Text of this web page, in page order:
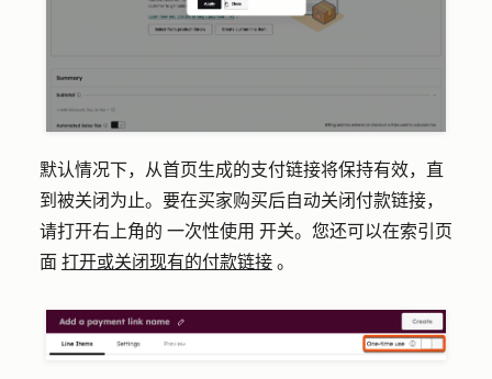
默认情况下，从首页生成的支付链接将保持有效，直
到被关闭为止。要在买家购买后自动关闭付款链接，
请打开右上角的 一次性使用 开关。您还可以在索引页
面 打开或关闭现有的付款链接 。